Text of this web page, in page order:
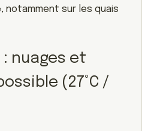
notamment sur les quais
: nuages et
(27°C /